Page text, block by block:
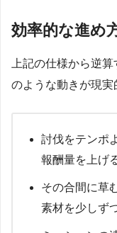
効率的な進め
上記の仕様から逆
のような動きが現実
討伐をテンポ
報酬量を上げ
その合間に草
素材を少しず